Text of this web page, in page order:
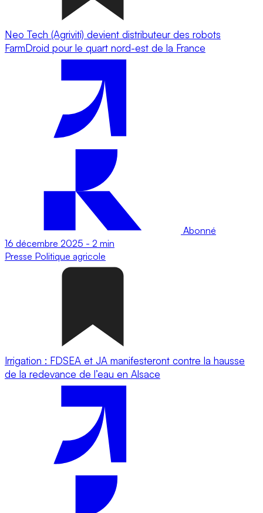
Neo Tech (Agriviti) devient distributeur des robots
FarmDroid pour le quart nord-est de la France
Abonné
16 décembre 2025 - 2 min
Presse Politique agricole
Irrigation : FDSEA et JA manifesteront contre la hausse
de la redevance de l’eau en Alsace